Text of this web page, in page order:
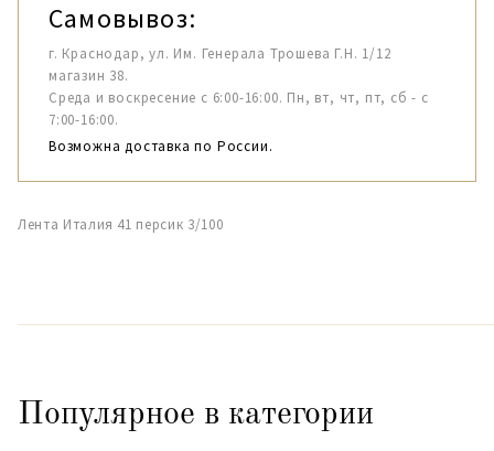
Самовывоз:
г. Краснодар, ул. Им. Генерала Трошева Г.Н. 1/12
магазин 38.
Среда и воскресение с 6:00-16:00. Пн, вт, чт, пт, сб - с
7:00-16:00.
Возможна доставка по России.
Лента Италия 41 персик 3/100
Популярное в категории